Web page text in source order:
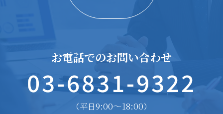
お電話でのお問い合わせ
03-6831-9322
（平日9:00〜18:00）